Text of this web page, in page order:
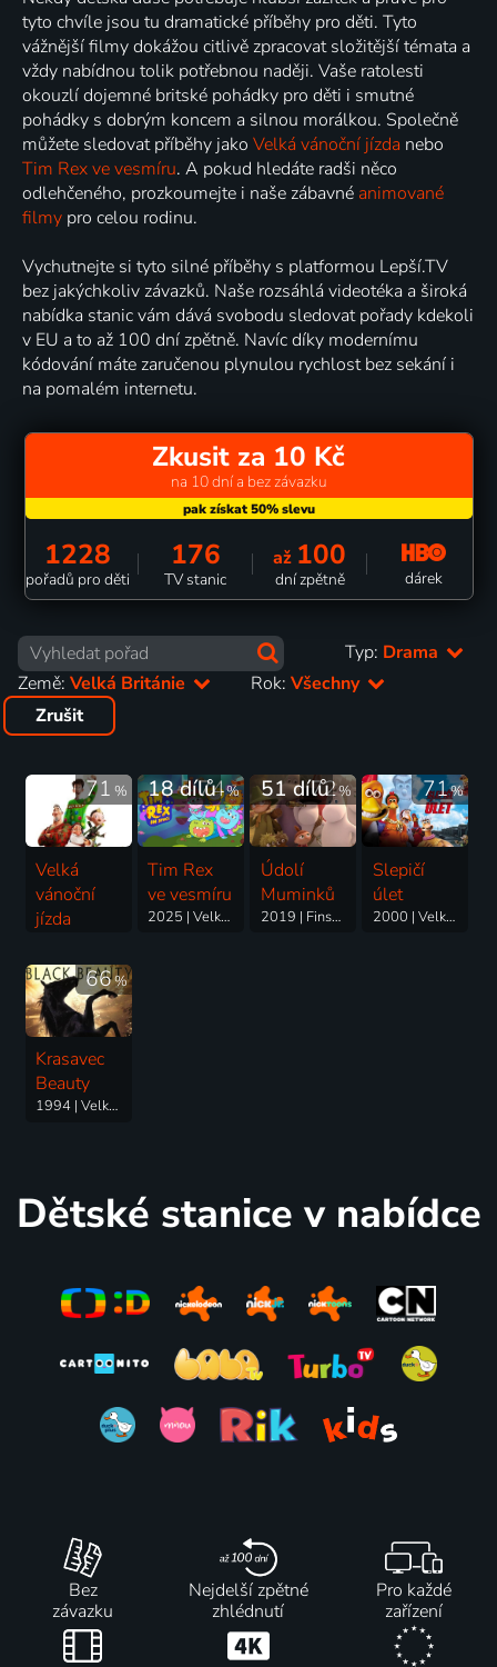
tyto chvíle jsou tu dramatické příběhy pro děti. Tyto
vážnější filmy dokážou citlivě zpracovat složitější témata a
vždy nabídnou tolik potřebnou naději. Vaše ratolesti
okouzlí dojemné britské pohádky pro děti i smutné
pohádky s dobrým koncem a silnou morálkou. Společně
můžete sledovat příběhy jako Velká vánoční jízda nebo
Tim Rex ve vesmíru. A pokud hledáte radši něco
odlehčeného, prozkoumejte i naše zábavné animované
filmy pro celou rodinu.
Vychutnejte si tyto silné příběhy s platformou Lepší.TV
bez jakýchkoliv závazků. Naše rozsáhlá videotéka a široká
nabídka stanic vám dává svobodu sledovat pořady kdekoli
v EU a to až 100 dní zpětně. Navíc díky modernímu
kódování máte zaručenou plynulou rychlost bez sekání i
na pomalém internetu.
Zkusit za 10 Kč
na 10 dní a bez závazku
1228
pořadů pro děti
176
TV stanic
až 100
dní zpětně dárek
Typ: Drama
Země: Velká Británie Rok:Všechny
Zrušit
71 %
Velká
vánoční
jízda
74%
18 dílů
Tim Rex
ve vesmíru
2025 | Velká Británie, Dánsko | Animovaný, Dobrodružný, Drama, Fantasy, Komedie, Rodinný, Science Fiction
72%
51 dílů
Údolí
Muminků
2019 | Finsko, Velká Británie | Animovaný, Drama, Pohádka, Rodinný
71%
Slepičí
úlet
2000 | Velká Británie | Animovaný, Dobrodružný, Drama, Komedie, Rodinný
66%
Krasavec
Beauty
1994 | Velká Británie, USA | Drama, Dobrodružný, Rodinný
Dětské stanice v nabídce
Bez
závazku
Nejdelší zpětné
zhlédnutí
Pro každé
zařízení